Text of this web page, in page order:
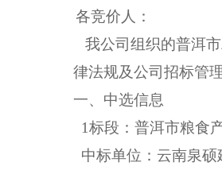
各竞价人：
我公司组织的普洱
律法规及公司招标管
一、中选信息
1标段：普洱市粮食
中标单位： 云南泉硕